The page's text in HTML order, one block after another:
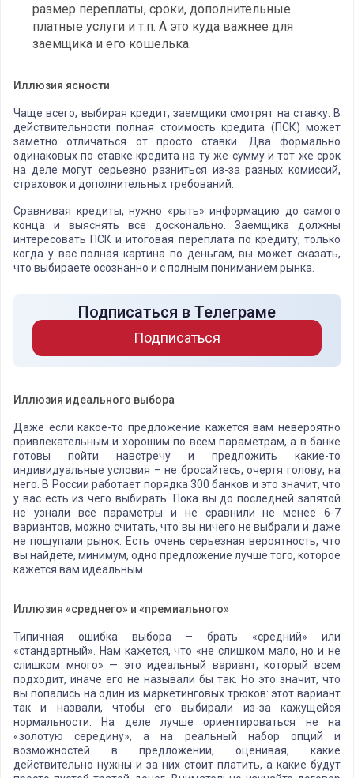
размер переплаты, сроки, дополнительные
платные услуги и т.п. А это куда важнее для
заемщика и его кошелька.
Иллюзия ясности
Чаще всего, выбирая кредит, заемщики смотрят на ставку. В
действительности полная стоимость кредита (ПСК) может
заметно отличаться от просто ставки. Два формально
одинаковых по ставке кредита на ту же сумму и тот же срок
на деле могут серьезно разниться из-за разных комиссий,
страховок и дополнительных требований.
Сравнивая кредиты, нужно «рыть» информацию до самого
конца и выяснять все досконально. Заемщика должны
интересовать ПСК и итоговая переплата по кредиту, только
когда у вас полная картина по деньгам, вы может сказать,
что выбираете осознанно и с полным пониманием рынка.
Подписаться в Телеграме
Подписаться
Иллюзия идеального выбора
Даже если какое-то предложение кажется вам невероятно
привлекательным и хорошим по всем параметрам, а в банке
готовы пойти навстречу и предложить какие-то
индивидуальные условия – не бросайтесь, очертя голову, на
него. В России работает порядка 300 банков и это значит, что
у вас есть из чего выбирать. Пока вы до последней запятой
не узнали все параметры и не сравнили не менее 6-7
вариантов, можно считать, что вы ничего не выбрали и даже
не пощупали рынок. Есть очень серьезная вероятность, что
вы найдете, минимум, одно предложение лучше того, которое
кажется вам идеальным.
Иллюзия «среднего» и «премиального»
Типичная ошибка выбора – брать «средний» или
«стандартный». Нам кажется, что «не слишком мало, но и не
слишком много» — это идеальный вариант, который всем
подходит, иначе его не называли бы так. Но это значит, что
вы попались на один из маркетинговых трюков: этот вариант
так и назвали, чтобы его выбирали из-за кажущейся
нормальности. На деле лучше ориентироваться не на
«золотую середину», а на реальный набор опций и
возможностей в предложении, оценивая, какие
действительно нужны и за них стоит платить, а какие будут